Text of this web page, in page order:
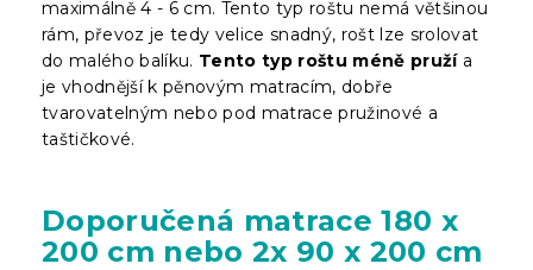
maximálně 4 - 6 cm. Tento typ roštu nemá většinou
rám, převoz je tedy velice snadný, rošt lze srolovat
do malého balíku. Tento typ roštu méně pružía
je vhodnější k pěnovým matracím, dobře
tvarovatelným nebo pod matrace pružinové a
taštičkové.
Doporučená matrace 180 x
200 cm nebo 2x 90 x 200 cm